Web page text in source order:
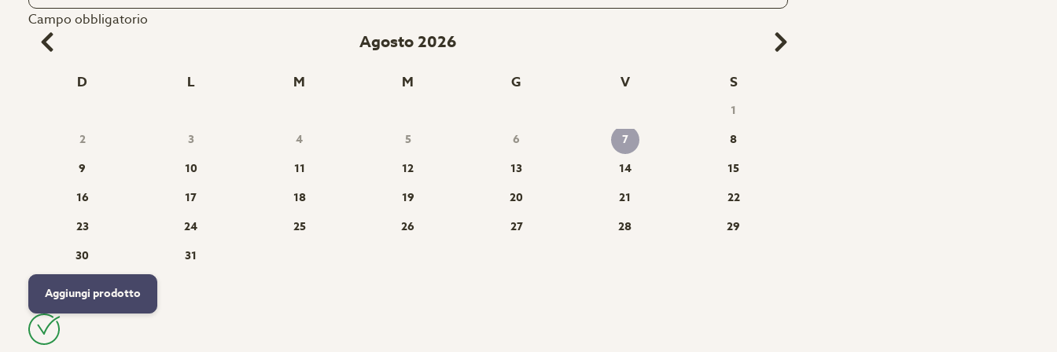
Campo obbligatorio
Agosto 2026
D L M M G V S
1
2
3 4 5 6 7
8
9
10 11 12 13 14
15
16
17 18 19 20 21
22
23
24 25 26 27 28
29
30
31
Aggiungi prodotto